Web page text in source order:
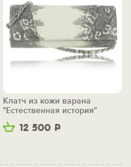
12 500 Р
Клатч из кожи варана
"Естественная история"